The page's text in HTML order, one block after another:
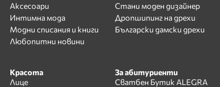
Аксесоари
Интимна мода
Модни списания и книги
Любопитни новини
Стани моден дизайнер
Дропшипинг на дрехи
Български дамски дрехи
Красота
Лице
За абитуриенти
Сватбен Бутик ALEGRA